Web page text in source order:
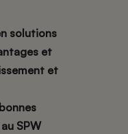
solutions
et
et
SPW